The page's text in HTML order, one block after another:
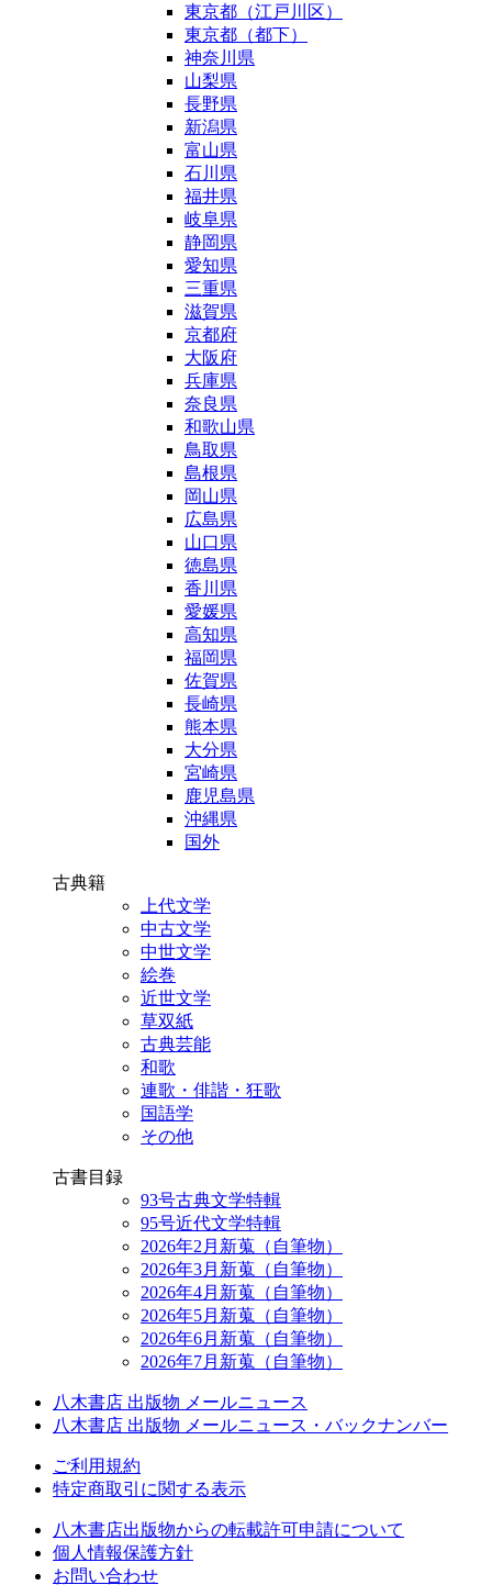
東京都（江戸川区）
東京都（都下）
神奈川県
山梨県
長野県
新潟県
富山県
石川県
福井県
岐阜県
静岡県
愛知県
三重県
滋賀県
京都府
大阪府
兵庫県
奈良県
和歌山県
鳥取県
島根県
岡山県
広島県
山口県
徳島県
香川県
愛媛県
高知県
福岡県
佐賀県
長崎県
熊本県
大分県
宮崎県
鹿児島県
沖縄県
国外
古典籍
上代文学
中古文学
中世文学
絵巻
近世文学
草双紙
古典芸能
和歌
連歌・俳諧・狂歌
国語学
その他
古書目録
93号古典文学特輯
95号近代文学特輯
2026年2月新蒐（自筆物）
2026年3月新蒐（自筆物）
2026年4月新蒐（自筆物）
2026年5月新蒐（自筆物）
2026年6月新蒐（自筆物）
2026年7月新蒐（自筆物）
八木書店 出版物 メールニュース
八木書店 出版物 メールニュース・バックナンバー
ご利用規約
特定商取引に関する表示
八木書店出版物からの転載許可申請について
個人情報保護方針
お問い合わせ